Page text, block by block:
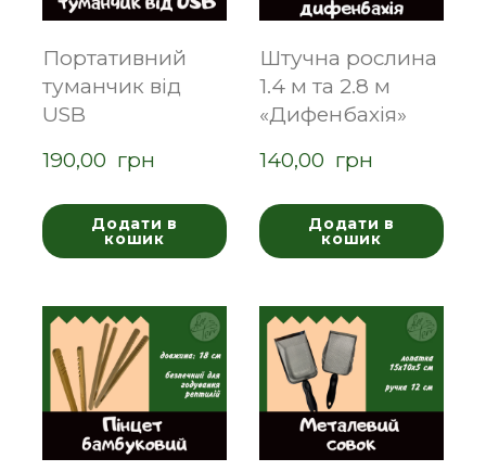
Портативний
туманчик від
USB
190,00  грн
Додати в
кошик
Штучна рослина
1.4 м та 2.8 м
«Дифенбахія»
140,00  грн
Додати в
кошик